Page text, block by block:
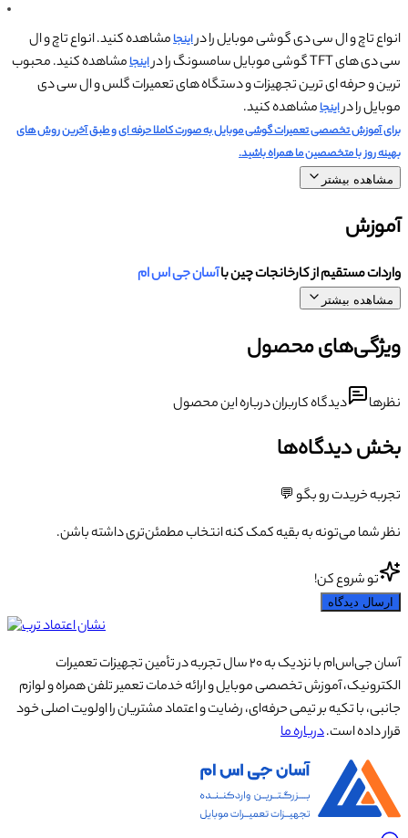
انواع تاچ و ال سی دی گوشی موبایل را دراینجامشاهده کنید. انواع تاچ و ال
سی دی های TFT گوشی موبایل سامسونگ را در
اینجامشاهده کنید. محبوب
ترین و حرفه ای ترین تجهیزات و دستگاه های تعمیرات گلس و ال سی دی
موبایل را دراینجامشاهده کنید.
برای آموزش تخصصی تعمیرات گوشی موبایل به صورت کاملا حرفه ای و طبق آخرین روش های
بهینه روز با متخصصین ما همراه باشید.
مشاهده بیشتر
آموزش
واردات مستقیم از کارخانجات چین باآسان جی اس ام
مشاهده بیشتر
ویژگی‌های محصول
نظرها دیدگاه کاربران درباره این محصول
بخش دیدگاه‌ها
تجربه خریدت رو بگو 💬
نظر شما می‌تونه به بقیه کمک کنه انتخاب مطمئن‌تری داشته باشن.
تو شروع کن!
ارسال دیدگاه
آسان جی‌اس‌ام با نزدیک به ۲۰ سال تجربه در تأمین تجهیزات تعمیرات
الکترونیک، آموزش تخصصی موبایل و ارائه خدمات تعمیر تلفن همراه و لوازم
جانبی، با تکیه بر تیمی حرفه‌ای، رضایت و اعتماد مشتریان را اولویت اصلی خود
قرار داده است.درباره ما